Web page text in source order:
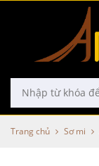
Trang chủ Sơ mi